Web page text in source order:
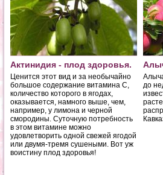
Актинидия - плод здоровья.
Ценится этот вид и за необычайно
большое содержание витамина С,
количество которого в ягодах,
оказывается, намного выше, чем,
например, у лимона и черной
смородины. Суточную потребность
в этом витамине можно
удовлетворить одной свежей ягодой
или двумя-тремя сушеными. Вот уж
воистину плод здоровья!
до